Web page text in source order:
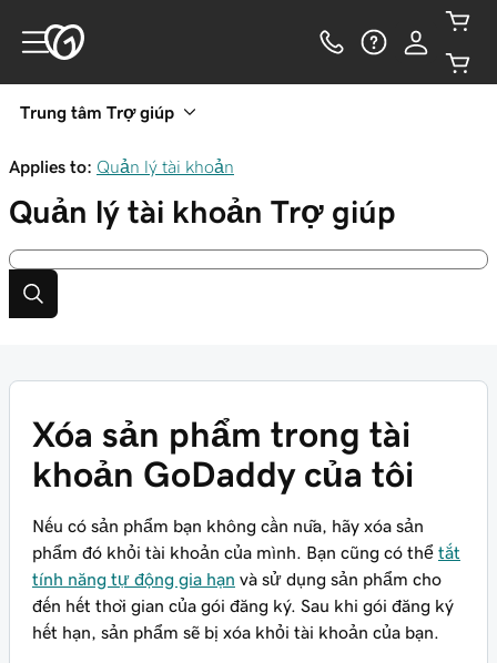
Trung tâm Trợ giúp
Applies to: Quản lý tài khoản
Quản lý tài khoản Trợ giúp
Xóa sản phẩm trong tài
khoản GoDaddy của tôi
Nếu có sản phẩm bạn không cần nữa, hãy xóa sản
phẩm đó khỏi tài khoản của mình. Bạn cũng có thể tắt
tính năng tự động gia hạn và sử dụng sản phẩm cho
đến hết thời gian của gói đăng ký. Sau khi gói đăng ký
hết hạn, sản phẩm sẽ bị xóa khỏi tài khoản của bạn.